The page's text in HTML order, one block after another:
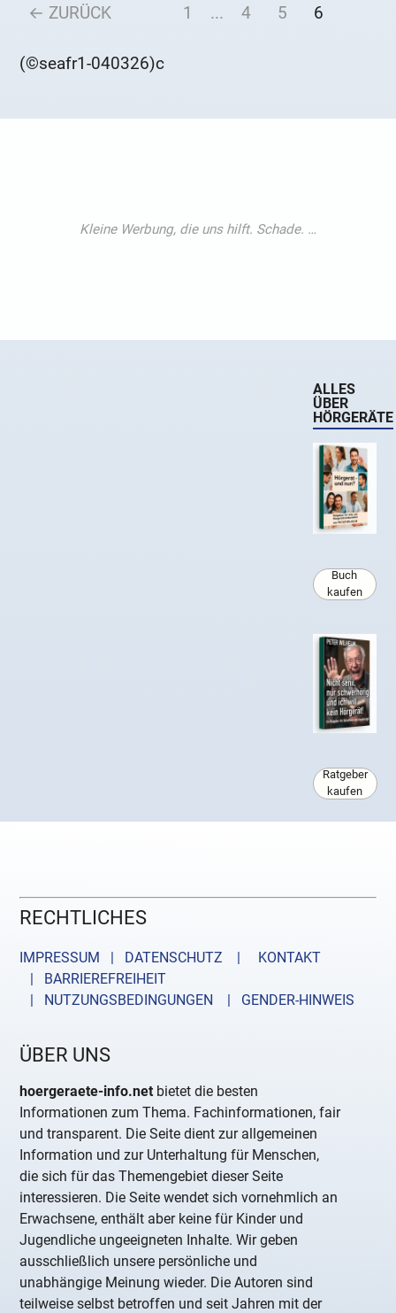
← ZURÜCK 1 ... 4 5 6
(©seafr1-040326)c
ALLES
ÜBER
HÖRGERÄTE
Buch
kaufen
Ratgeber
kaufen
RECHTLICHES
IMPRESSUM | DATENSCHUTZ |
KONTAKT
| BARRIEREFREIHEIT
| NUTZUNGSBEDINGUNGEN
| GENDER-HINWEIS
ÜBER UNS
hoergeraete-info.net bietet die besten
Informationen zum Thema. Fachinformationen, fair
und transparent. Die Seite dient zur allgemeinen
Information und zur Unterhaltung für Menschen,
die sich für das Themengebiet dieser Seite
interessieren. Die Seite wendet sich vornehmlich an
Erwachsene, enthält aber keine für Kinder und
Jugendliche ungeeigneten Inhalte. Wir geben
ausschließlich unsere persönliche und
unabhängige Meinung wieder. Die Autoren sind
teilweise selbst betroffen und seit Jahren mit der